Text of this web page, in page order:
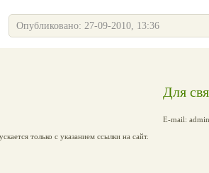
Опубликовано: 27-09-2010, 13:36
только с указанием ссылки на сайт.
Для
E-mail: